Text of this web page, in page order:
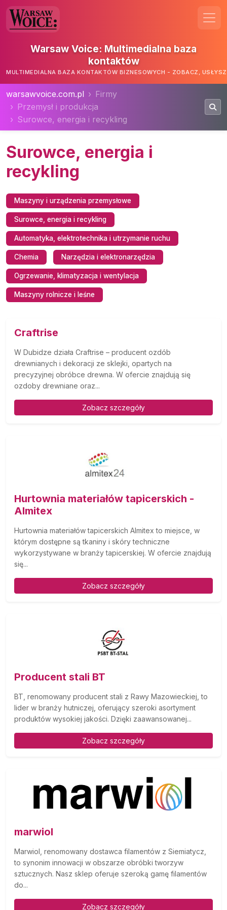
Warsaw Voice: Multimedialna baza
kontaktów
MULTIMEDIALNA BAZA KONTAKTÓW BIZNESOWYCH - ZOBACZ,
warsawvoice.com.pl
Firmy
Przemysł i produkcja
Surowce, energia i recykling
Surowce, energia i
recykling
Maszyny i urządzenia przemysłowe
Surowce, energia i recykling
Automatyka, elektrotechnika i utrzymanie ruchu
Chemia Narzędzia i elektronarzędzia
Ogrzewanie, klimatyzacja i wentylacja
Maszyny rolnicze i leśne
Craftrise
W Dubidze działa Craftrise – producent ozdób
drewnianych i dekoracji ze sklejki, opartych na
precyzyjnej obróbce drewna. W ofercie znajdują się
ozdoby drewniane oraz...
Zobacz szczegóły
Hurtownia materiałów tapicerskich -
Almitex
Hurtownia materiałów tapicerskich Almitex to miejsce, w
którym dostępne są tkaniny i skóry techniczne
wykorzystywane w branży tapicerskiej. W ofercie znajdują
się...
Zobacz szczegóły
Producent stali BT
BT, renomowany producent stali z Rawy Mazowieckiej, to
lider w branży hutniczej, oferujący szeroki asortyment
produktów wysokiej jakości. Dzięki zaawansowanej...
Zobacz szczegóły
marwiol
Marwiol, renomowany dostawca filamentów z Siemiatycz,
to synonim innowacji w obszarze obróbki tworzyw
sztucznych. Nasz sklep oferuje szeroką gamę filamentów
do...
Zobacz szczegóły